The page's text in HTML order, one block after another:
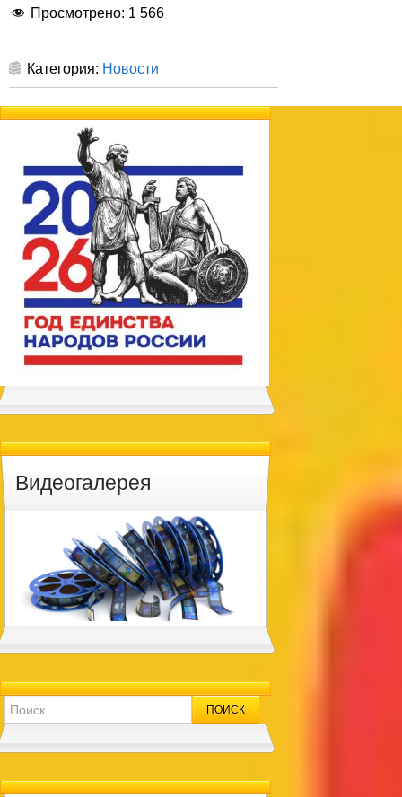
Просмотрено: 1 566
Категория: Новости
Видеогалерея
Search for: